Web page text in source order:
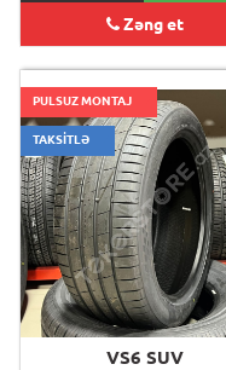
Zəng et
PULSUZ MONTAJ
TAKSİTLƏ
VS6 SUV